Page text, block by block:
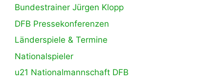
Bundestrainer Jürgen Klopp
DFB Pressekonferenzen
Länderspiele & Termine
Nationalspieler
u21 Nationalmannschaft DFB